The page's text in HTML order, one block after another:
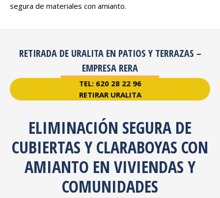
segura de materiales con amianto.
RETIRADA DE URALITA EN PATIOS Y TERRAZAS –
EMPRESA RERA
TEL: 620 28 22 96
RETIRAR URALITA
ELIMINACIÓN SEGURA DE
CUBIERTAS Y CLARABOYAS CON
AMIANTO EN VIVIENDAS Y
COMUNIDADES